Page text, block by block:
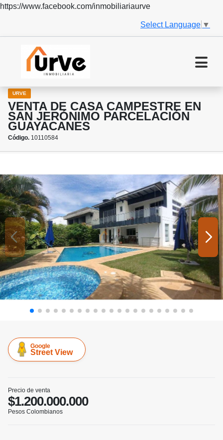
https://www.facebook.com/inmobiliariaurve
Select Language ▼
URVE
VENTA DE CASA CAMPESTRE EN
SAN JERÓNIMO PARCELACIÓN
GUAYACANES
Código. 10110584
Google
Street View
Precio de venta
$1.200.000.000
Pesos Colombianos